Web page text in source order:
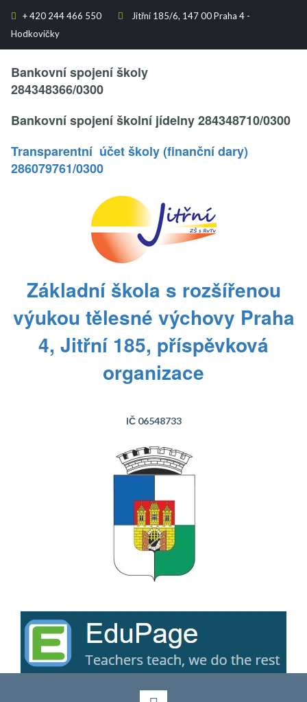
 +420 244 466 550 
Jitřní 185/6, 147 00 Praha 4 -
Hodkovičky
Bankovní spojení školy
284348366/0300
Bankovní spojení školní jídelny 284348710/0300
Transparentní účet školy (finanční dary)
286079761/0300
Základní škola s rozšířenou
výukou tělesné výchovy Praha
4, Jitřní 185, příspěvková
organizace
IČ 06548733